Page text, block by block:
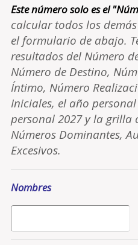
Este número solo es el
calcular todos los
el formulario de abajo.
resultados del Número
Número de Destino,
Íntimo, Número
Iniciales, el año
personal 2027 y la grilla
Números Dominantes,
Excesivos.
Nombres